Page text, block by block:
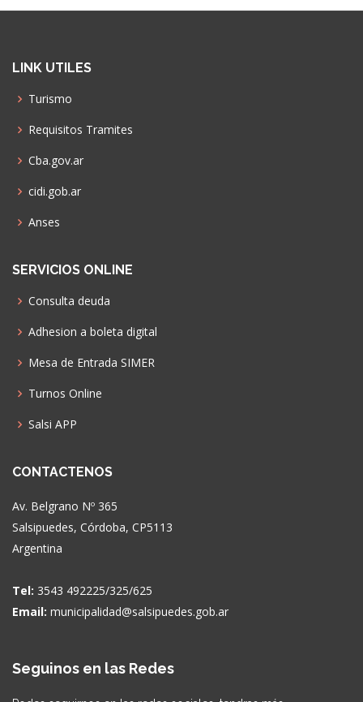
LINK UTILES
Turismo
Requisitos Tramites
Cba.gov.ar
cidi.gob.ar
Anses
SERVICIOS ONLINE
Consulta deuda
Adhesion a boleta digital
Mesa de Entrada SIMER
Turnos Online
Salsi APP
CONTACTENOS
Av. Belgrano Nº 365
Salsipuedes, Córdoba, CP5113
Argentina
Tel: 3543 492225/325/625
Email: municipalidad@salsipuedes.gob.ar
Seguinos en las Redes